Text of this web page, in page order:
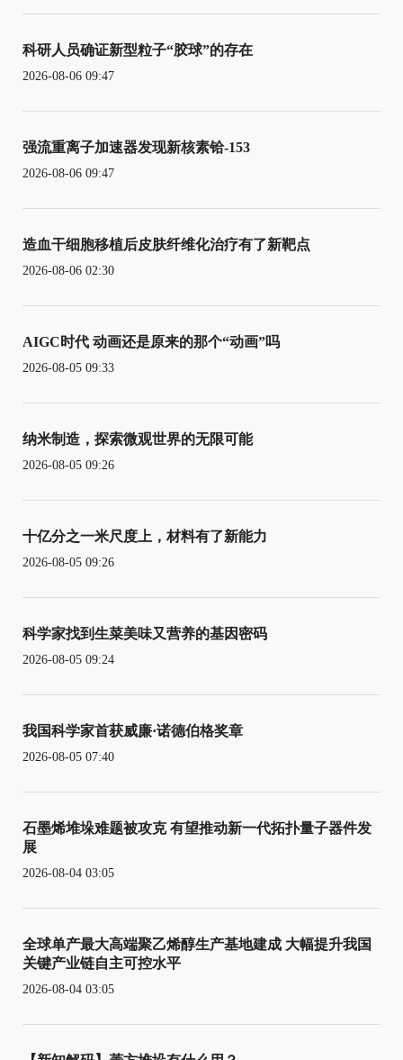
科研人员确证新型粒子“胶球”的存在
2026-08-06 09:47
强流重离子加速器发现新核素铪-153
2026-08-06 09:47
造血干细胞移植后皮肤纤维化治疗有了新靶点
2026-08-06 02:30
AIGC时代 动画还是原来的那个“动画”吗
2026-08-05 09:33
纳米制造，探索微观世界的无限可能
2026-08-05 09:26
十亿分之一米尺度上，材料有了新能力
2026-08-05 09:26
科学家找到生菜美味又营养的基因密码
2026-08-05 09:24
我国科学家首获威廉·诺德伯格奖章
2026-08-05 07:40
石墨烯堆垛难题被攻克 有望推动新一代拓扑量子器件发
展
2026-08-04 03:05
全球单产最大高端聚乙烯醇生产基地建成 大幅提升我国
关键产业链自主可控水平
2026-08-04 03:05